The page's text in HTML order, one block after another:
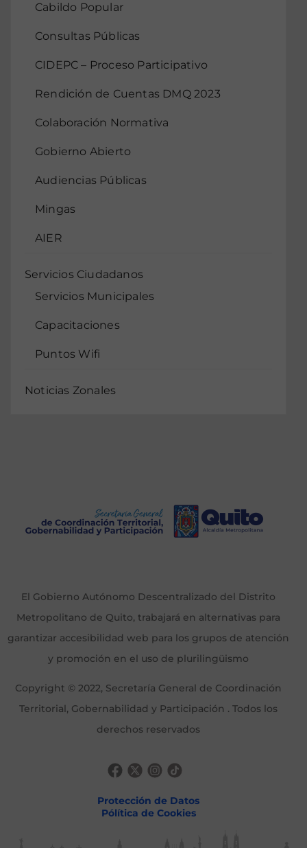
Cabildo Popular
Consultas Públicas
CIDEPC – Proceso Participativo
Rendición de Cuentas DMQ 2023
Colaboración Normativa
Gobierno Abierto
Audiencias Públicas
Mingas
AIER
Servicios Ciudadanos
Servicios Municipales
Capacitaciones
Puntos Wifi
Noticias Zonales
El Gobierno Autónomo Descentralizado del Distrito
Metropolitano de Quito, trabajará en alternativas para
garantizar accesibilidad web para los grupos de atención
y promoción en el uso de plurilingüismo
Copyright © 2022, Secretaría General de Coordinación
Territorial, Gobernabilidad y Participación . Todos los
derechos reservados
Protección de Datos
Pólítica de Cookies